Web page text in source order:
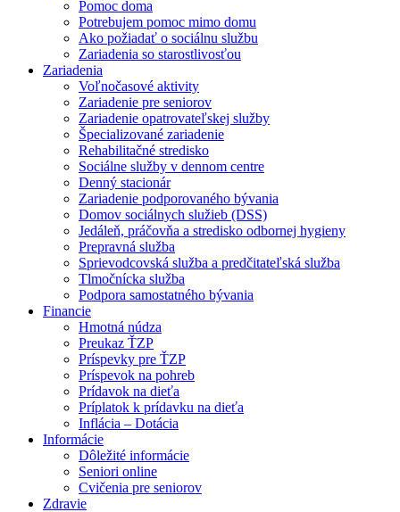
Pomoc doma
Potrebujem pomoc mimo domu
Ako požiadať o sociálnu službu
Zariadenia so starostlivosťou
Zariadenia
Voľnočasové aktivity
Zariadenie pre seniorov
Zariadenie opatrovateľskej služby
Špecializované zariadenie
Rehabilitačné stredisko
Sociálne služby v dennom centre
Denný stacionár
Zariadenie podporovaného bývania
Domov sociálnych služieb (DSS)
Jedáleň, práčovňa a stredisko odbornej hygieny
Prepravná služba
Sprievodcovská služba a predčitateľská služba
Tlmočnícka služba
Podpora samostatného bývania
Financie
Hmotná núdza
Preukaz ŤZP
Príspevky pre ŤZP
Príspevok na pohreb
Prídavok na dieťa
Príplatok k prídavku na dieťa
Inflácia – Dotácia
Informácie
Dôležité informácie
Seniori online
Cvičenia pre seniorov
Zdravie